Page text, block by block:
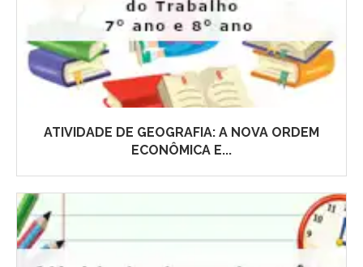
ATIVIDADE DE GEOGRAFIA: A NOVA ORDEM
ECONÔMICA E...